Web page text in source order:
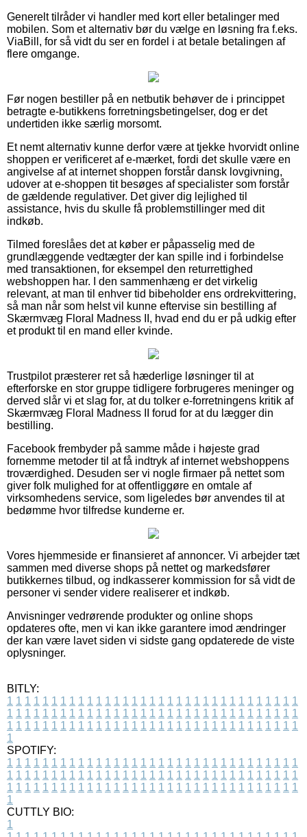
Generelt tilråder vi handler med kort eller betalinger med
mobilen. Som et alternativ bør du vælge en løsning fra f.eks.
ViaBill, for så vidt du ser en fordel i at betale betalingen af
flere omgange.
Før nogen bestiller på en netbutik behøver de i princippet
betragte e-butikkens forretningsbetingelser, dog er det
undertiden ikke særlig morsomt.
Et nemt alternativ kunne derfor være at tjekke hvorvidt online
shoppen er verificeret af e-mærket, fordi det skulle være en
angivelse af at internet shoppen forstår dansk lovgivning,
udover at e-shoppen tit besøges af specialister som forstår
de gældende regulativer. Det giver dig lejlighed til
assistance, hvis du skulle få problemstillinger med dit
indkøb.
Tilmed foreslåes det at køber er påpasselig med de
grundlæggende vedtægter der kan spille ind i forbindelse
med transaktionen, for eksempel den returrettighed
webshoppen har. I den sammenhæng er det virkelig
relevant, at man til enhver tid bibeholder ens ordrekvittering,
så man når som helst vil kunne eftervise sin bestilling af
Skærmvæg Floral Madness II, hvad end du er på udkig efter
et produkt til en mand eller kvinde.
Trustpilot præsterer ret så hæderlige løsninger til at
efterforske en stor gruppe tidligere forbrugeres meninger og
derved slår vi et slag for, at du tolker e-forretningens kritik af
Skærmvæg Floral Madness II forud for at du lægger din
bestilling.
Facebook frembyder på samme måde i højeste grad
fornemme metoder til at få indtryk af internet webshoppens
troværdighed. Desuden ser vi nogle firmaer på nettet som
giver folk mulighed for at offentliggøre en omtale af
virksomhedens service, som ligeledes bør anvendes til at
bedømme hvor tilfredse kunderne er.
Vores hjemmeside er finansieret af annoncer. Vi arbejder tæt
sammen med diverse shops på nettet og markedsfører
butikkernes tilbud, og indkasserer kommission for så vidt de
personer vi sender videre realiserer et indkøb.
Anvisninger vedrørende produkter og online shops
opdateres ofte, men vi kan ikke garantere imod ændringer
der kan være lavet siden vi sidste gang opdaterede de viste
oplysninger.
BITLY:
1 1 1 1 1 1 1 1 1 1 1 1 1 1 1 1 1 1 1 1 1 1 1 1 1 1 1 1 1 1 1 1 1
1 1 1 1 1 1 1 1 1 1 1 1 1 1 1 1 1 1 1 1 1 1 1 1 1 1 1 1 1 1 1 1 1
1 1 1 1 1 1 1 1 1 1 1 1 1 1 1 1 1 1 1 1 1 1 1 1 1 1 1 1 1 1 1 1 1
1
SPOTIFY:
1 1 1 1 1 1 1 1 1 1 1 1 1 1 1 1 1 1 1 1 1 1 1 1 1 1 1 1 1 1 1 1 1
1 1 1 1 1 1 1 1 1 1 1 1 1 1 1 1 1 1 1 1 1 1 1 1 1 1 1 1 1 1 1 1 1
1 1 1 1 1 1 1 1 1 1 1 1 1 1 1 1 1 1 1 1 1 1 1 1 1 1 1 1 1 1 1 1 1
1
CUTTLY BIO:
1